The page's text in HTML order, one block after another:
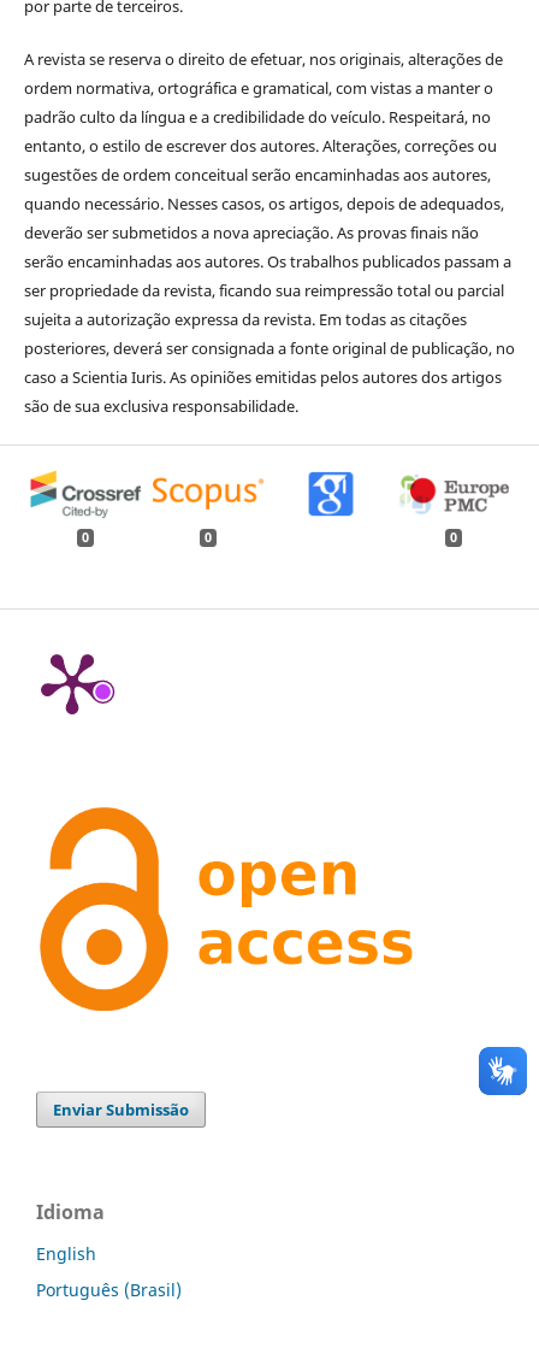
por parte de terceiros.
A revista se reserva o direito de efetuar, nos originais, alterações de
ordem normativa, ortográfica e gramatical, com vistas a manter o
padrão culto da língua e a credibilidade do veículo. Respeitará, no
entanto, o estilo de escrever dos autores. Alterações, correções ou
sugestões de ordem conceitual serão encaminhadas aos autores,
quando necessário. Nesses casos, os artigos, depois de adequados,
deverão ser submetidos a nova apreciação. As provas finais não
serão encaminhadas aos autores. Os trabalhos publicados passam a
ser propriedade da revista, ficando sua reimpressão total ou parcial
sujeita a autorização expressa da revista. Em todas as citações
posteriores, deverá ser consignada a fonte original de publicação, no
caso a Scientia Iuris. As opiniões emitidas pelos autores dos artigos
são de sua exclusiva responsabilidade.
0 0 0
Enviar Submissão
Idioma
English
Português (Brasil)